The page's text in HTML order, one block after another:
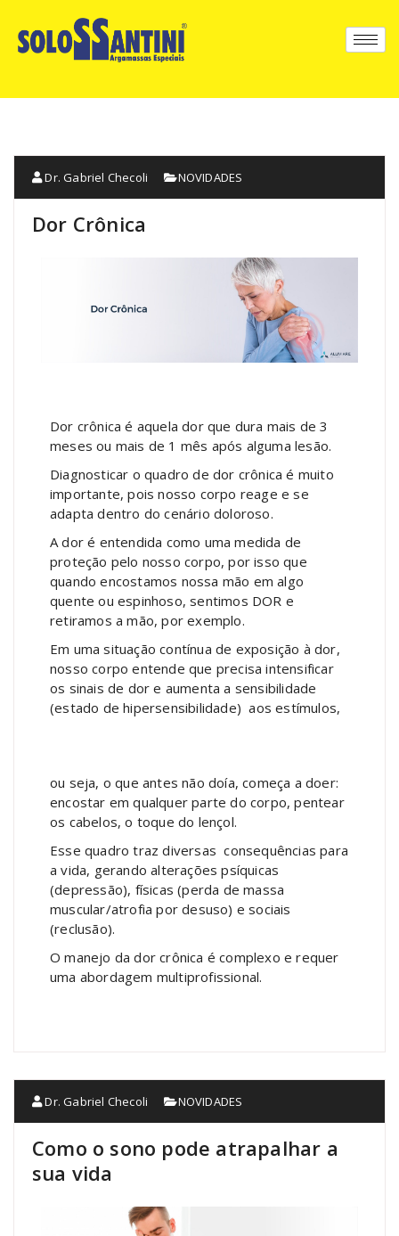
Dr. Gabriel Checoli NOVIDADES
Dor Crônica
Dor crônica é aquela dor que dura mais de 3
meses ou mais de 1 mês após alguma lesão.
Diagnosticar o quadro de dor crônica é muito
importante, pois nosso corpo reage e se
adapta dentro do cenário doloroso.
A dor é entendida como uma medida de
proteção pelo nosso corpo, por isso que
quando encostamos nossa mão em algo
quente ou espinhoso, sentimos DOR e
retiramos a mão, por exemplo.
Em uma situação contínua de exposição à dor,
nosso corpo entende que precisa intensificar
os sinais de dor e aumenta a sensibilidade
(estado de hipersensibilidade) aos estímulos,
ou seja, o que antes não doía, começa a doer:
encostar em qualquer parte do corpo, pentear
os cabelos, o toque do lençol.
Esse quadro traz diversas consequências para
a vida, gerando alterações psíquicas
(depressão), físicas (perda de massa
muscular/atrofia por desuso) e sociais
(reclusão).
O manejo da dor crônica é complexo e requer
uma abordagem multiprofissional.
Dr. Gabriel Checoli NOVIDADES
Como o sono pode atrapalhar a
sua vida